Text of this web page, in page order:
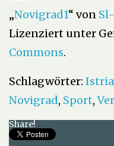
„Novigrad1“ von
Lizenziert unter
Commons.
Schlagwörter:
Novigrad, Sport,
Share!